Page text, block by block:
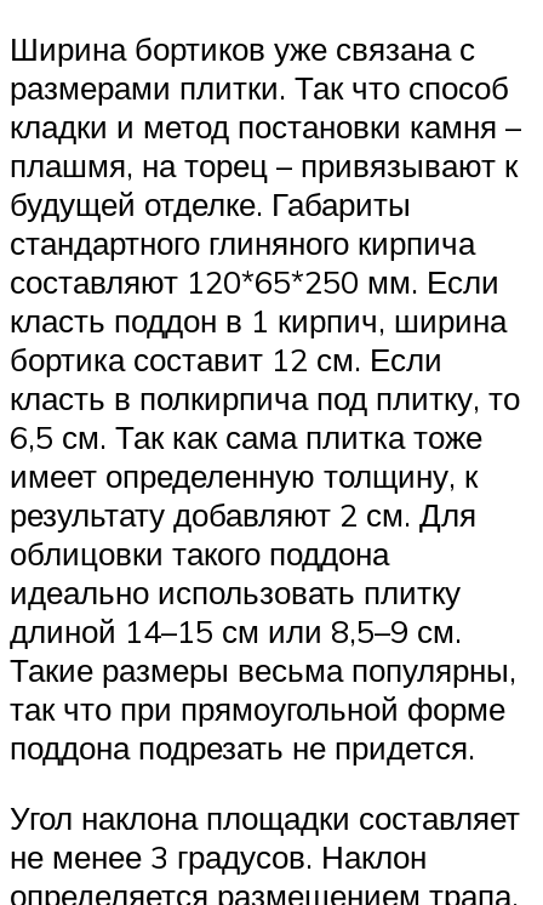
Ширина бортиков уже связана с
размерами плитки. Так что способ
кладки и метод постановки камня –
плашмя, на торец – привязывают к
будущей отделке. Габариты
стандартного глиняного кирпича
составляют 120*65*250 мм. Если
класть поддон в 1 кирпич, ширина
бортика составит 12 см. Если
класть в полкирпича под плитку, то
6,5 см. Так как сама плитка тоже
имеет определенную толщину, к
результату добавляют 2 см. Для
облицовки такого поддона
идеально использовать плитку
длиной 14–15 см или 8,5–9 см.
Такие размеры весьма популярны,
так что при прямоугольной форме
поддона подрезать не придется.
Угол наклона площадки составляет
не менее 3 градусов. Наклон
определяется размещением трапа.